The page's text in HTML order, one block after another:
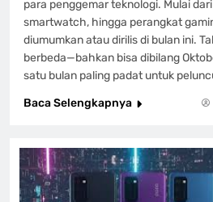
para penggemar teknologi. Mulai
smartwatch, hingga perangkat
diumumkan atau dirilis di bulan ini.
berbeda—bahkan bisa dibilang
satu bulan paling padat untuk
Baca Selengkapnya